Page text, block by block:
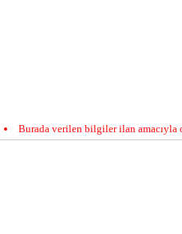
Burada verilen bilgiler ilan amacıyla